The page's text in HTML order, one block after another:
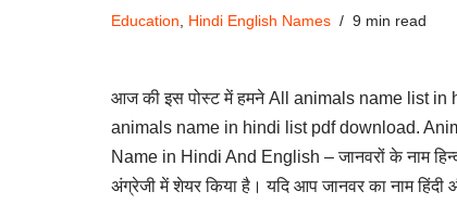
Education
Hindi English Names 9 min read
आज की इस पोस्ट में हमने All animals name list in
animals name in hindi list pdf download.
Name in Hindi And English – जानवरों के नाम
अंग्रेजी में शेयर किया है। यदि आप जानवर का नाम हिंदी